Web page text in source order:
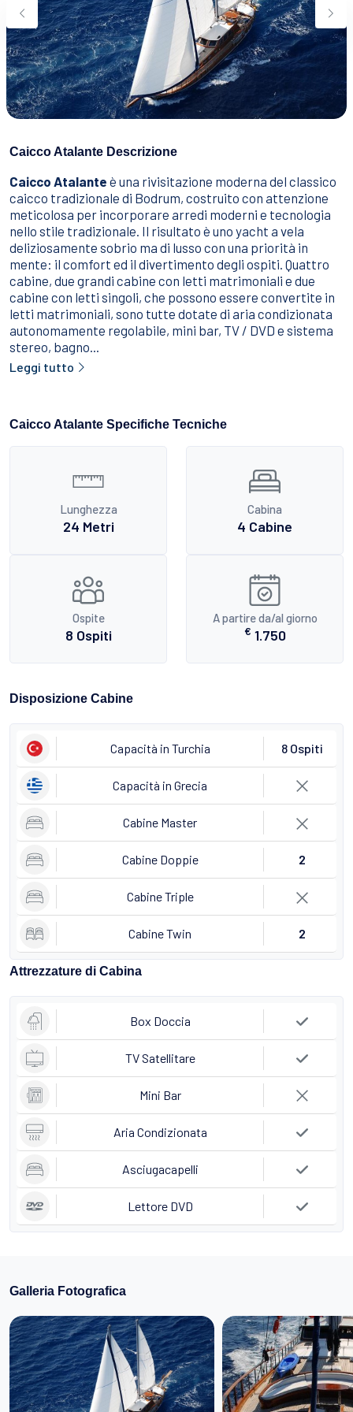
Cibo E Bevande
Come Prenotare
Termini e Condizioni
Contattaci
Caicco Atalante Descrizione
Caicco Atalante è una rivisitazione moderna del classico
caicco tradizionale di Bodrum, costruito con attenzione
meticolosa per incorporare arredi moderni e tecnologia
nello stile tradizionale. Il risultato è uno yacht a vela
deliziosamente sobrio ma di lusso con una priorità in
mente: il comfort ed il divertimento degli ospiti. Quattro
cabine, due grandi cabine con letti matrimoniali e due
cabine con letti singoli, che possono essere convertite in
letti matrimoniali, sono tutte dotate di aria condizionata
autonomamente regolabile, mini bar, TV / DVD e sistema
stereo, bagno...
Leggi tutto
Caicco Atalante Specifiche Tecniche
Lunghezza
24 Metri
Cabina
4 Cabine
Ospite
8 Ospiti
A partire da/al giorno
€ 1.750
Disposizione Cabine
Capacità in Turchia 8 Ospiti
Capacità in Grecia
Cabine Master
Cabine Doppie 2
Cabine Triple
Cabine Twin 2
Attrezzature di Cabina
Box Doccia
TV Satellitare
Mini Bar
Aria Condizionata
Asciugacapelli
Lettore DVD
Galleria Fotografica